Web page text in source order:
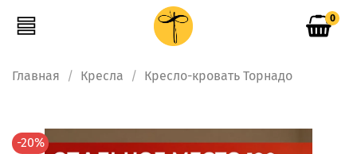
0
Главная Кресла Кресло-кровать Торнадо
-20%